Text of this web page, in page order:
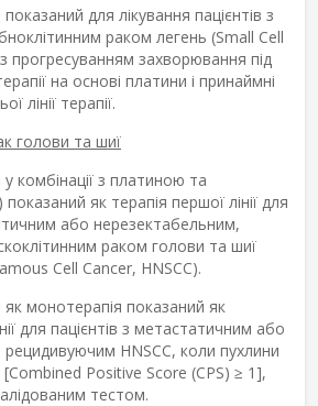
показаний для лікування пацієнтів з
раком легень (Small Cell
прогресуванням захворювання під
на основі платини і принаймні
лінії терапії.
голови та шиї
у комбінації з платиною та
як терапія першої лінії для
або нерезектабельним,
раком голови та шиї
Cell Cancer, HNSCC).
як монотерапія показаний як
для пацієнтів з метастатичним або
HNSCC, коли пухлини
Positive Score (CPS) ≥ 1],
тестом.